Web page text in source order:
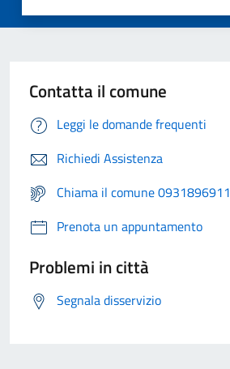
Contatta il comune
Leggi le domande frequenti
Richiedi Assistenza
Chiama il comune 0931896911
Prenota un appuntamento
Problemi in città
Segnala disservizio